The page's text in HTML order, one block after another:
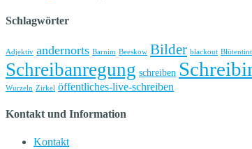
Schlagwörter
Adjektiv andernorts Barnim Beeskow Bilder blackout
Schreibanregung schreiben
Wurzeln Zirkel öffentliches-live-schreiben
Kontakt und Information
Kontakt